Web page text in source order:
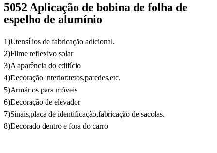
5052 Aplicação de bobina de folha de
espelho de alumínio
1)Utensílios de fabricação adicional.
2)Filme reflexivo solar
3)A aparência do edifício
4)Decoração interior:tetos,paredes,etc.
5)Armários para móveis
6)Decoração de elevador
7)Sinais,placa de identificação,fabricação de sacolas.
8)Decorado dentro e fora do carro